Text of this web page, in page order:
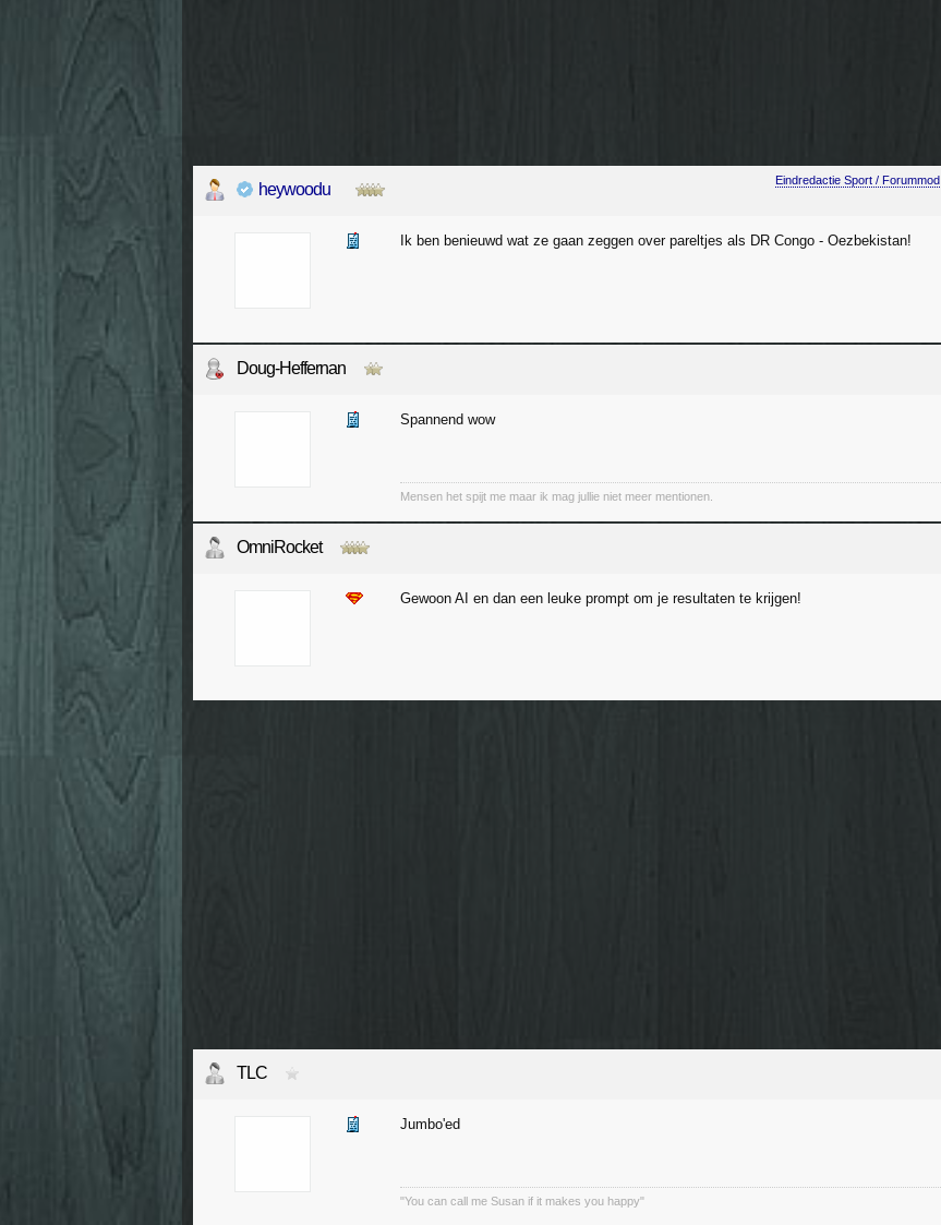
Eindredactie Sport / Forummod
heywoodu
Ik ben benieuwd wat ze gaan zeggen over pareltjes als DR Congo - Oezbekistan!
Doug-Heffernan
Spannend wow
Mensen het spijt me maar ik mag jullie niet meer mentionen.
OmniRocket
Gewoon AI en dan een leuke prompt om je resultaten te krijgen!
TLC
Jumbo'ed
"You can call me Susan if it makes you happy"